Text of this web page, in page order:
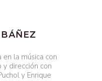
en la música con
y dirección con
y Enrique